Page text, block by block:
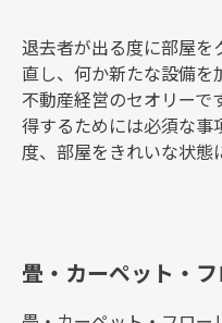
退去者が出る度に部屋を
直し、何か新たな設備
不動産経営のセオリー
得するためには必須な事
度、部屋をきれいな状態
畳・カーペット・